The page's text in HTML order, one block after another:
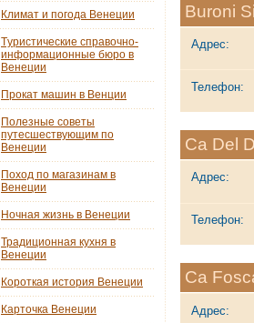
Buroni
Адрес:
Телефон:
Ca Del
Адрес:
Телефон:
Ca
Адрес:
Климат и погода Венеции
Tуристические справочно-
информационные бюро в
Венеции
Прокат машин в Венции
Полезные советы
путесшествующим по
Венеции
Поход по магазинам в
Венеции
Ночная жизнь в Венеции
Традиционная кухня в
Венеции
Короткая история Венеции
Карточка Венеции